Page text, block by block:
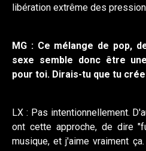
libération extrême des
MG : Ce mélange de pop,
sexe semble donc être
pour toi. Dirais-tu que tu
LX : Pas intentionnellement.
ont cette approche, de dire
musique, et j'aime vraiment